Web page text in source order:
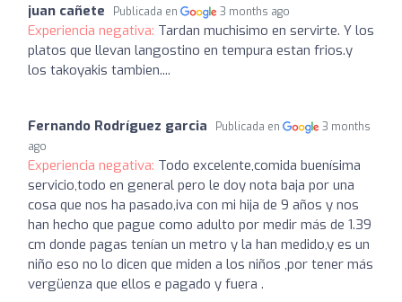
juan cañete Publicada en 3 months ago
Experiencia negativa: Tardan muchisimo en servirte. Y los
platos que llevan langostino en tempura estan frios.y
los takoyakis tambien....
Fernando Rodríguez garcia Publicada en
3 months
ago
Experiencia negativa: Todo excelente,comida buenísima
servicio,todo en general pero le doy nota baja por una
cosa que nos ha pasado,iva con mi hija de 9 años y nos
han hecho que pague como adulto por medir más de 1.39
cm donde pagas tenían un metro y la han medido,y es un
niño eso no lo dicen que miden a los niños ,por tener más
vergüenza que ellos e pagado y fuera .